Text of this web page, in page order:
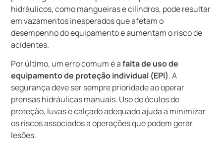
hidráulicos, como mangueiras e cilindros, pode resultar
em vazamentos inesperados que afetam o
desempenho do equipamento e aumentam o risco de
acidentes.
Por último, um erro comum é afalta de uso de
equipamento de proteção individual (EPI). A
segurança deve ser sempre prioridade ao operar
prensas hidráulicas manuais. Uso de óculos de
proteção, luvas e calçado adequado ajuda a minimizar
os riscos associados a operações que podem gerar
lesões.